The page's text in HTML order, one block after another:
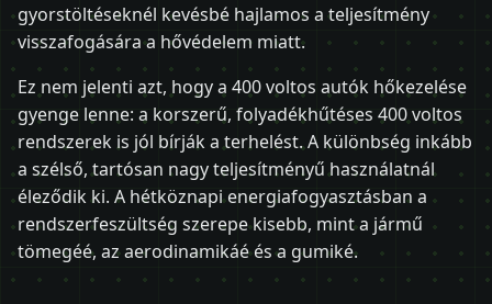
gyorstöltéseknél kevésbé hajlamos a teljesítmény
visszafogására a hővédelem miatt.
Ez nem jelenti azt, hogy a 400 voltos autók hőkezelése
gyenge lenne: a korszerű, folyadékhűtéses 400 voltos
rendszerek is jól bírják a terhelést. A különbség inkább
a szélső, tartósan nagy teljesítményű használatnál
éleződik ki. A hétköznapi energiafogyasztásban a
rendszerfeszültség szerepe kisebb, mint a jármű
tömegéé, az aerodinamikáé és a gumiké.